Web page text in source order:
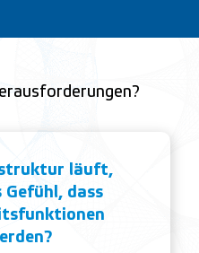
läuft,
Gefühl, dass